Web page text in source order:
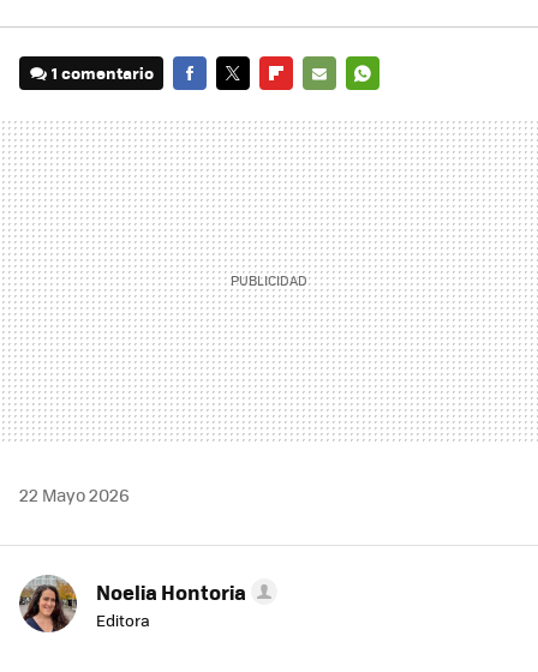
1 comentario
MAIL
22 Mayo 2026
Noelia Hontoria
Editora